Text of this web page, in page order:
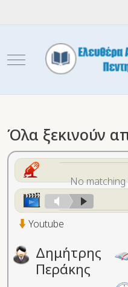
Mobile Menu Toggle
Όλα ξεκινούν
No
Youtube
Δημήτρης
Περάκης